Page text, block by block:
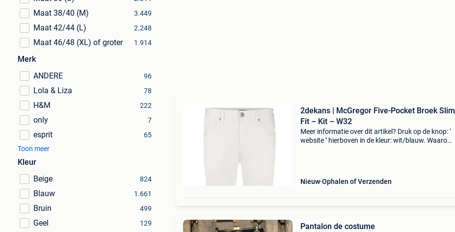
Maat 38/40 (M) 3.449
Maat 42/44 (L) 2.248
Maat 46/48 (XL) of groter 1.914
Merk
ANDERE
96
Lola & Liza 78
H&M 222
only 7
esprit
65
Toon meer
Kleur
Beige
824
Blauw 1.661
Bruin 499
Geel 129
2dekans | McGregor Five-Pocket Broek Slim
Fit – Kit – W32
Meer informatie over dit artikel? Druk op de knop: ‘
website ’ hierboven in de kleur: wit/blauw. Waarom
Nieuw Ophalen of Verzenden
Pantalon de costume